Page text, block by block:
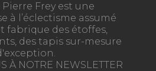
Pierre Frey est une
à l’éclectisme assumé
fabrique des étoffes,
des tapis sur-mesure
À NOTRE NEWSLETTER